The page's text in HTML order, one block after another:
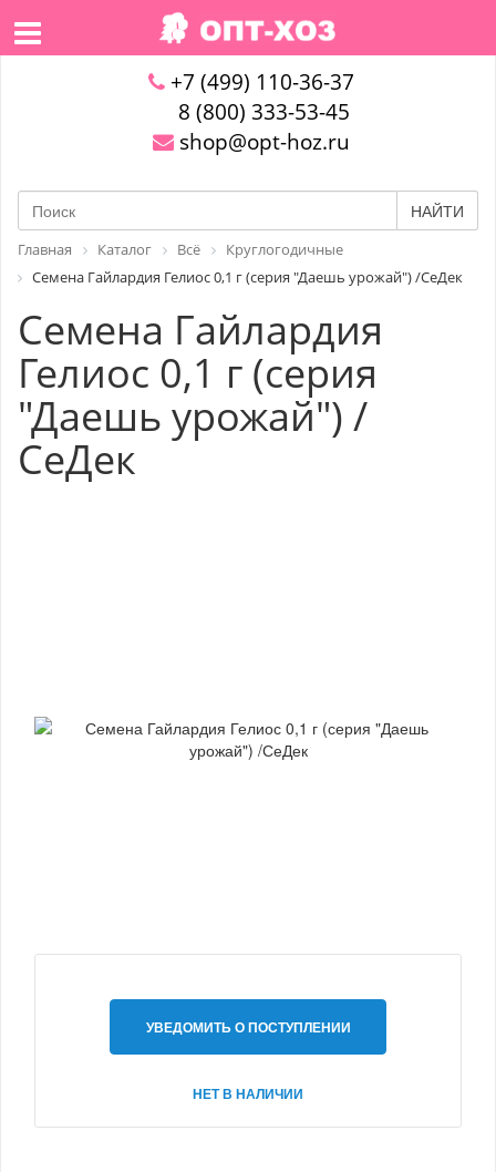
+7 (499) 110-36-37
8 (800) 333-53-45
shop@opt-hoz.ru
НАЙТИ
Главная Каталог Всё
Круглогодичные
Семена Гайлардия Гелиос 0,1 г (серия "Даешь урожай") /СеДек
Семена Гайлардия
Гелиос 0,1 г (серия
"Даешь урожай") /
СеДек
УВЕДОМИТЬ О ПОСТУПЛЕНИИ
НЕТ В НАЛИЧИИ